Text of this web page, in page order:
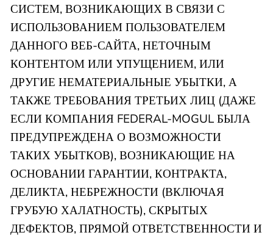
СИСТЕМ, ВОЗНИКАЮЩИХ В СВЯЗИ С
ИСПОЛЬЗОВАНИЕМ ПОЛЬЗОВАТЕЛЕМ
ДАННОГО ВЕБ-САЙТА, НЕТОЧНЫМ
КОНТЕНТОМ ИЛИ УПУЩЕНИЕМ, ИЛИ
ДРУГИЕ НЕМАТЕРИАЛЬНЫЕ УБЫТКИ, А
ТАКЖЕ ТРЕБОВАНИЯ ТРЕТЬИХ ЛИЦ (ДАЖЕ
ЕСЛИ КОМПАНИЯ FEDERAL-MOGUL БЫЛА
ПРЕДУПРЕЖДЕНА О ВОЗМОЖНОСТИ
ТАКИХ УБЫТКОВ), ВОЗНИКАЮЩИЕ НА
ОСНОВАНИИ ГАРАНТИИ, КОНТРАКТА,
ДЕЛИКТА, НЕБРЕЖНОСТИ (ВКЛЮЧАЯ
ГРУБУЮ ХАЛАТНОСТЬ), СКРЫТЫХ
ДЕФЕКТОВ, ПРЯМОЙ ОТВЕТСТВЕННОСТИ И